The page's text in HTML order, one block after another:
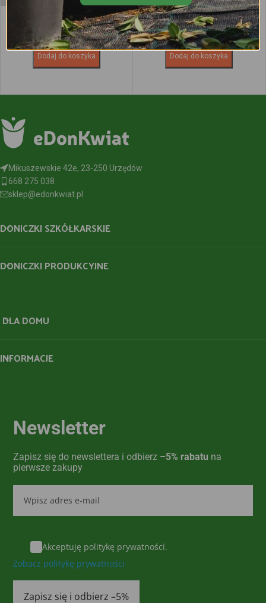
1.06
Dodaj do koszyka
2.95zł
Dodaj do koszyka
Mikuszewskie 42e, 23-250 Urzędów
668 275 038
sklep@edonkwiat.pl
DONICZKI SZKÓŁKARSKIE
DONICZKI PRODUKCYJNE
DLA DOMU
INFORMACJE
Newsletter
Zapisz się do newslettera i odbierz –5% rabatu na
pierwsze zakupy
Akceptuję politykę prywatności.
Zobacz politykę prywatności
Zapisz się i odbierz –5%